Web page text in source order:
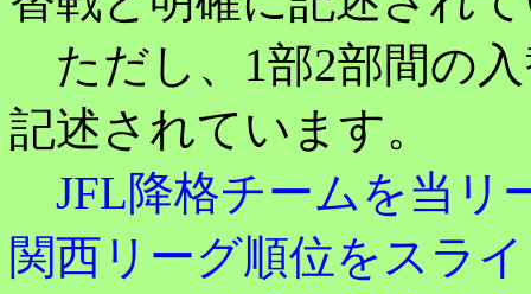
ただし、1部2部間の
記述されています。
JFL降格チームを当リ
関西リーグ順位をスラ